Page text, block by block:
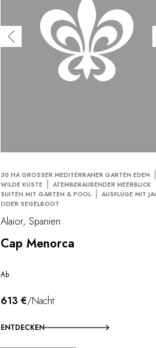
30 HA GROSSER MEDITERRANER GARTEN EDEN
WILDE KÜSTE
ATEMBERAUBENDER MEERBLICK
SUITEN MIT GARTEN & POOL
AUSFLÜGE MIT
ODER SEGELBOOT
Alaior, Spanien
Cap Menorca
Ab
613 €/Nacht
ENTDECKEN